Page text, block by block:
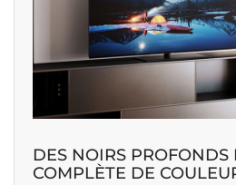
DES NOIRS PROFONDS
COMPLÈTE DE